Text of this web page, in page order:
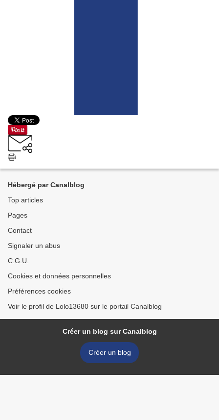
Hébergé par Canalblog
Top articles
Pages
Contact
Signaler un abus
C.G.U.
Cookies et données personnelles
Préférences cookies
Voir le profil de Lolo13680 sur le portail Canalblog
Créer un blog sur Canalblog
Créer un blog